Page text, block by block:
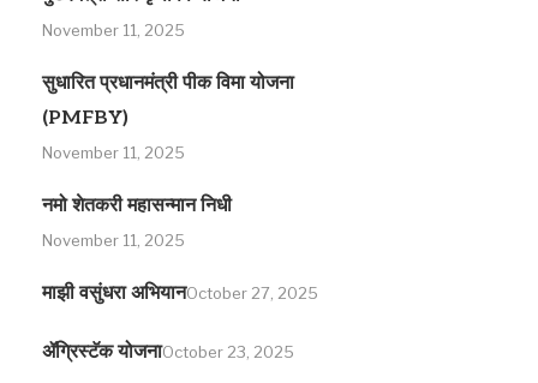
November 11, 2025
सुधारित प्रधानमंत्री पीक विमा योजना
(PMFBY)
November 11, 2025
नमो शेतकरी महासन्मान निधी
November 11, 2025
माझी वसुंधरा अभियानOctober 27, 2025
ॲग्रिस्टॅक योजनाOctober 23, 2025